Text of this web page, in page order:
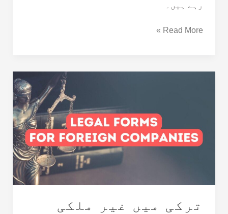
رہے ہیں۔
Read More »
ترکی میں غیر ملکی
ملکیتی
کمپنیوں